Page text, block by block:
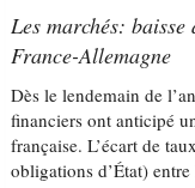
Les marchés: baisse
France-Allemagne
Dès le lendemain de
financiers ont anticipé
française. L’écart de
obligations d’État)